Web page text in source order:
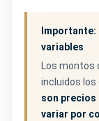
variables
Los montos
incluidos
son
variar por